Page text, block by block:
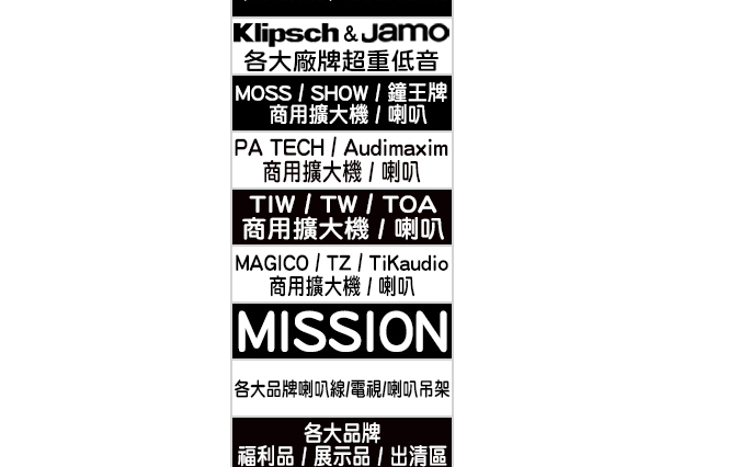
2019-11-21 Klipsch 古力奇 家庭劇院套組8 安裝實例
2019-11-21 Klipsch 古力奇 家庭劇院套組9 安裝實例